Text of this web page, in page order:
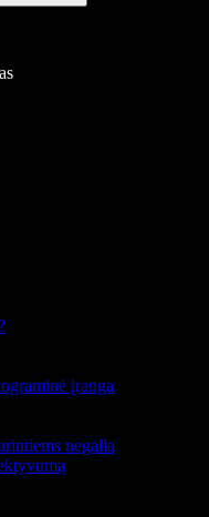
įranga
negalią